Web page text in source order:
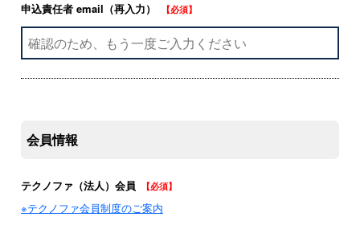
申込責任者 email（再入力） 【必須】
会員情報
テクノファ（法人）会員 【必須】
※テクノファ会員制度のご案内